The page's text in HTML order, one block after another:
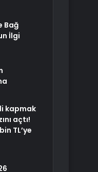
Bağ
İlgi
kapmak
açtı!
TL’ye